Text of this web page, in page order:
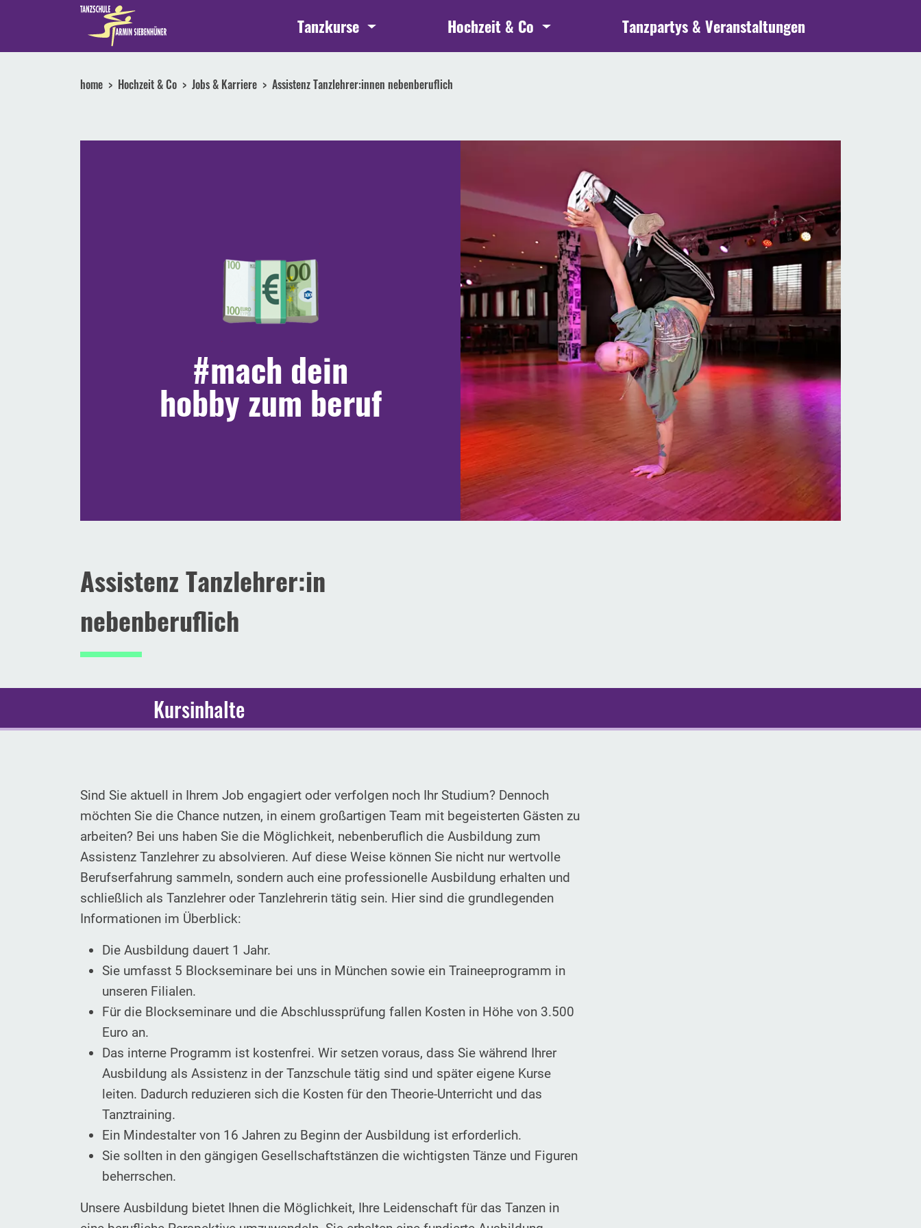
Tanzkurse Hochzeit & Co Tanzpartys & Veranstaltungen
home Hochzeit & Co Jobs & Karriere Assistenz Tanzlehrer:innen nebenberuflich
#mach dein
hobby zum beruf
Assistenz Tanzlehrer:in
nebenberuflich
Kursinhalte
Sind Sie aktuell in Ihrem Job engagiert oder verfolgen noch Ihr Studium? Dennoch
möchten Sie die Chance nutzen, in einem großartigen Team mit begeisterten Gästen zu
arbeiten? Bei uns haben Sie die Möglichkeit, nebenberuflich die Ausbildung zum
Assistenz Tanzlehrer zu absolvieren. Auf diese Weise können Sie nicht nur wertvolle
Berufserfahrung sammeln, sondern auch eine professionelle Ausbildung erhalten und
schließlich als Tanzlehrer oder Tanzlehrerin tätig sein. Hier sind die grundlegenden
Informationen im Überblick:
Die Ausbildung dauert 1 Jahr.
Sie umfasst 5 Blockseminare bei uns in München sowie ein Traineeprogramm in
unseren Filialen.
Für die Blockseminare und die Abschlussprüfung fallen Kosten in Höhe von 3.500
Euro an.
Das interne Programm ist kostenfrei. Wir setzen voraus, dass Sie während Ihrer
Ausbildung als Assistenz in der Tanzschule tätig sind und später eigene Kurse
leiten. Dadurch reduzieren sich die Kosten für den Theorie-Unterricht und das
Tanztraining.
Ein Mindestalter von 16 Jahren zu Beginn der Ausbildung ist erforderlich.
Sie sollten in den gängigen Gesellschaftstänzen die wichtigsten Tänze und Figuren
beherrschen.
Unsere Ausbildung bietet Ihnen die Möglichkeit, Ihre Leidenschaft für das Tanzen in